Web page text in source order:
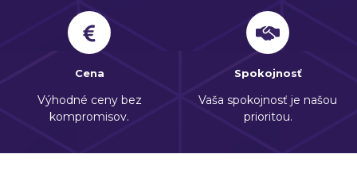
Cena
Výhodné ceny bez
kompromisov.
Spokojnosť
Vaša spokojnosť je našou
prioritou.